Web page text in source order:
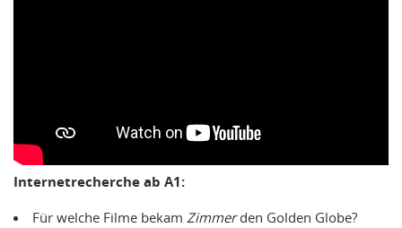
Internetrecherche ab A1:
Für welche Filme bekam Zimmerden Golden Globe?